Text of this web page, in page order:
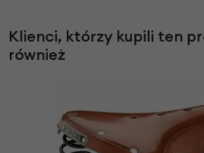
Klienci, którzy kupili ten
również